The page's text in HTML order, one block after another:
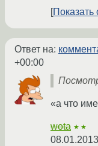
Показать
Ответ на:
+00:00
«а что
wota ★★